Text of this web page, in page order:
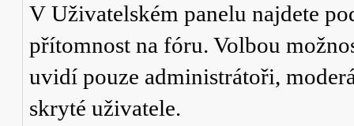
V Uživatelském panelu najdete
přítomnost na fóru. Volbou
uvidí pouze administrátoři,
skryté uživatele.